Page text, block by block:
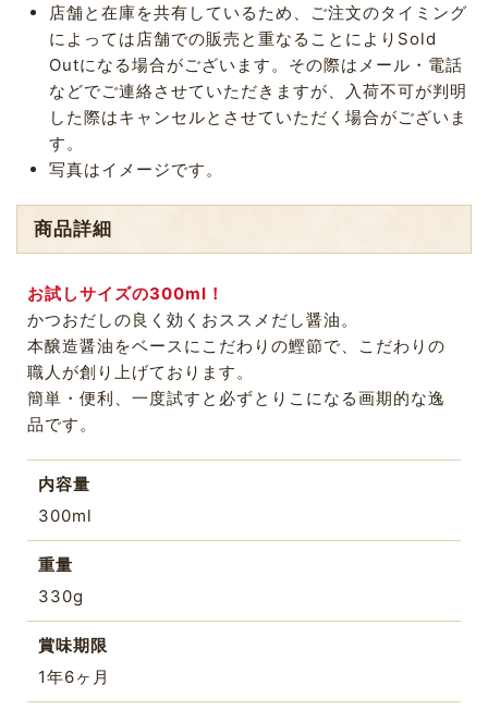
店舗と在庫を共有しているため、ご注文のタイミング
によっては店舗での販売と重なることによりSold
Outになる場合がございます。その際はメール・電話
などでご連絡させていただきますが、入荷不可が判明
した際はキャンセルとさせていただく場合がございま
す。
写真はイメージです。
商品詳細
お試しサイズの300ml！
かつおだしの良く効くおススメだし醤油。
本醸造醤油をベースにこだわりの鰹節で、こだわりの
職人が創り上げております。
簡単・便利、一度試すと必ずとりこになる画期的な逸
品です。
内容量
300ml
重量
330g
賞味期限
1年6ヶ月